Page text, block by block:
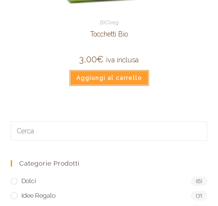
BIOveg
Tocchetti Bio
3,00€ iva inclusa
Aggiungi al carrello
Categorie Prodotti
Dolci (6)
Idee Regalo (7)